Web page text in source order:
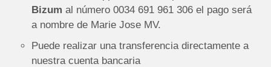
Bizum al número 0034 691 961 306 el pago será
a nombre de Marie Jose MV.
Puede realizar una transferencia directamente a
nuestra cuenta bancaria